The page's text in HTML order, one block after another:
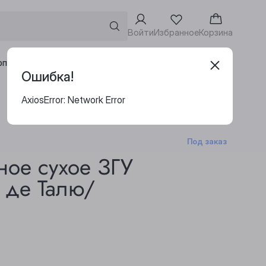
ВойтиИзбранноеКорзина
клиентам Адреса винотек
Под заказ
сухое ЗГУ
де Талю/
Ошибка!
AxiosError: Network Error